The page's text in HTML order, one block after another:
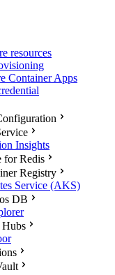
resources
Container Apps
Insights
for Redis
Registry
Service (AKS)
DB